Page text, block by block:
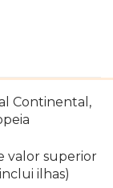
Continental,
valor superior
ilhas)